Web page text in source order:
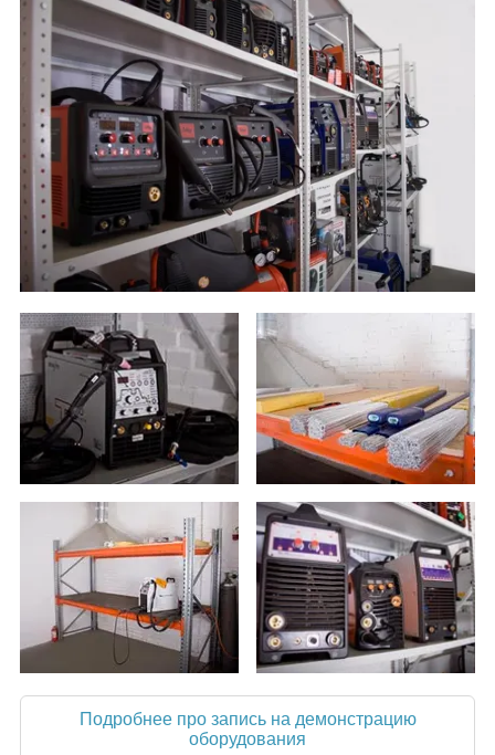
Подробнее про запись на демонстрацию
оборудования